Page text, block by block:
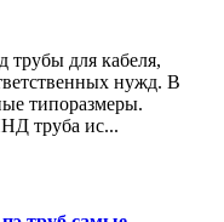
трубы для кабеля,
нужд. В
типоразмеры.
труба ис...